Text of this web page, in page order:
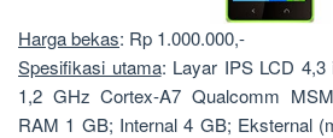
Harga bekas: Rp 1.000.000,-
Spesifikasi utama: Layar IPS LCD 4,3
1,2 GHz Cortex-A7 Qualcomm
RAM 1 GB; Internal 4 GB; Eksternal